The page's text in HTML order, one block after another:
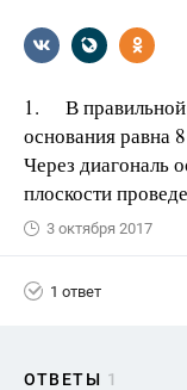
1. В правильной
основания равна
Через диагональ
плоскости
3 октября 2017
1 ответ
ОТВЕТЫ 1